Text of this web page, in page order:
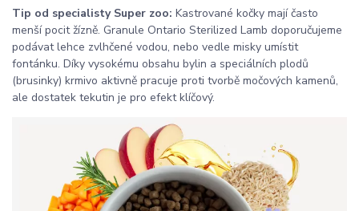
Tip od specialisty Super zoo: Kastrované kočky mají často
menší pocit žízně. Granule Ontario Sterilized Lamb doporučujeme
podávat lehce zvlhčené vodou, nebo vedle misky umístit
fontánku. Díky vysokému obsahu bylin a speciálních plodů
(brusinky) krmivo aktivně pracuje proti tvorbě močových kamenů,
ale dostatek tekutin je pro efekt klíčový.